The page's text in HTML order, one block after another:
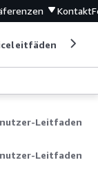
Kontakt
Leitfaden
Leitfaden